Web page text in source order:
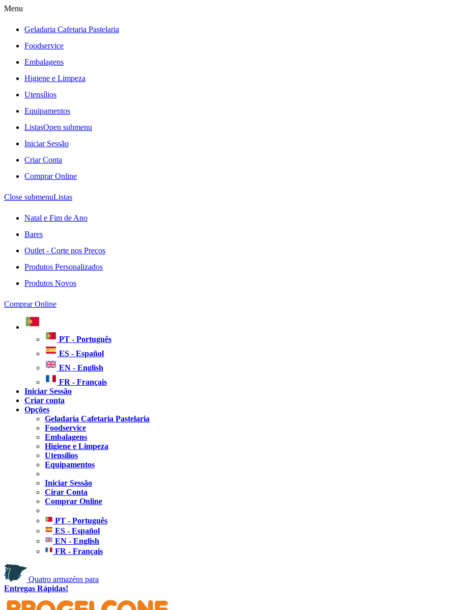
Menu
Geladaria Cafetaria Pastelaria
Foodservice
Embalagens
Higiene e Limpeza
Utensílios
Equipamentos
ListasOpen submenu
Iniciar Sessão
Criar Conta
Comprar Online
Close submenuListas
Natal e Fim de Ano
Bares
Outlet - Corte nos Preços
Produtos Personalizados
Produtos Novos
Comprar Online
PT - Português
ES - Español
EN - English
FR - Français
Iniciar Sessão
Criar conta
Opções
Geladaria Cafetaria Pastelaria
Foodservice
Embalagens
Higiene e Limpeza
Utensílios
Equipamentos
Iniciar Sessão
Cirar Conta
Comprar Online
PT - Português
ES - Español
EN - English
FR - Français
Quatro armazéns para
Entregas Rápidas!